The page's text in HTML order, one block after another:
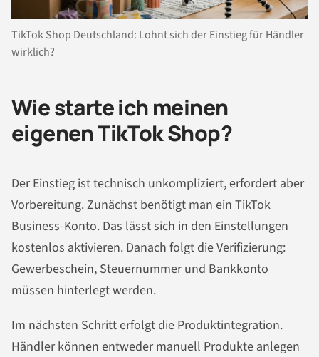
TikTok Shop Deutschland: Lohnt sich der Einstieg für Händler
wirklich?
Wie starte ich meinen
eigenen TikTok Shop?
Der Einstieg ist technisch unkompliziert, erfordert aber
Vorbereitung. Zunächst benötigt man ein TikTok
Business-Konto. Das lässt sich in den Einstellungen
kostenlos aktivieren. Danach folgt die Verifizierung:
Gewerbeschein, Steuernummer und Bankkonto
müssen hinterlegt werden.
Im nächsten Schritt erfolgt die Produktintegration.
Händler können entweder manuell Produkte anlegen